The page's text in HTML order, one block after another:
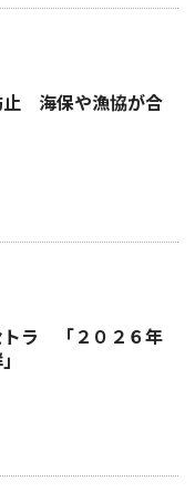
止 海保や漁協が合
トラ 「２０２６年